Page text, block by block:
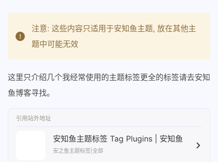
注意: 这些内容只适用于安知鱼主题, 放在其他主
题中可能无效
这里只介绍几个我经常使用的主题标签更全的标签请去安知
鱼博客寻找。
引用站外地址
安知鱼主题标签 Tag Plugins | 安知鱼
安之鱼主题标签|全部